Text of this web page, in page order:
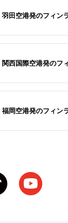
羽田空港発のフィン
関西国際空港発のフ
福岡空港発のフィン